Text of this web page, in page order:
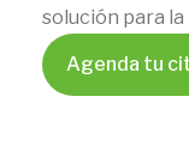
solución para
Agenda tu